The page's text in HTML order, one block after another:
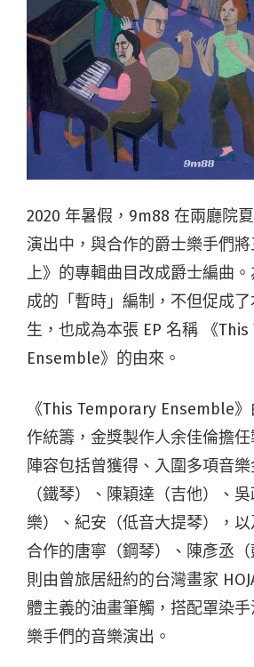
2020 年暑假，9m88 在兩廳院
演出中，與合作的爵士樂手們
上》的專輯曲目改成爵士編曲
成的「暫時」編制，不但促成了
生，也成為本張 EP 名稱 《
Ensemble》的由來。
《This Temporary Ensemble
作統籌，金獎製作人余佳倫擔
陣容包括曾獲得、入圍多項音
（鐵琴）、陳穎達（吉他）、
樂）、紀安（低音大提琴），
合作的唐寧（鋼琴）、陳彥丞
則由曾旅居紐約的台灣畫家
體主義的油畫筆觸，搭配罩染
樂手們的音樂演出。